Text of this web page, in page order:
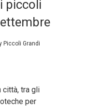
piccoli
Piccoli Grandi
città, tra gli
per